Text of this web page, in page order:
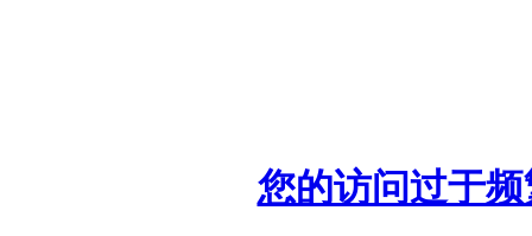
您的访问过于